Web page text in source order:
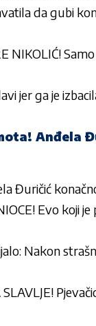
da gubi
NIKOLIĆ!
jer ga je
Anđela
Đuričić
Evo koji
Nakon